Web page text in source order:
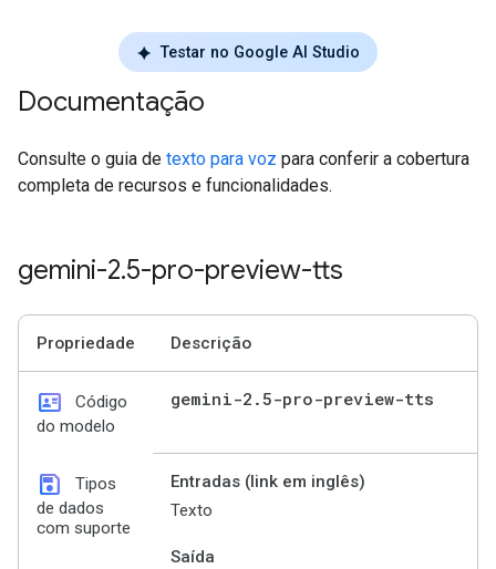
Testar no Google AI Studio
Documentação
Consulte o guia de texto para voz para conferir a cobertura
completa de recursos e funcionalidades.
gemini-2.5-pro-preview-tts
Propriedade Descrição
id_card
Código
do modelo
gemini-2 .5-pro-preview-tts
save
Tipos
de dados
com suporte
Entradas (link em inglês)
Texto
Saída